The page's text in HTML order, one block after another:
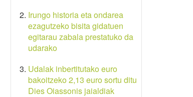
Irungo historia eta ondarea
ezagutzeko bisita gidatuen
egitarau zabala prestatuko da
udarako
Udalak inbertitutako euro
bakoitzeko 2,13 euro sortu ditu
Dies Oiassonis jaialdiak